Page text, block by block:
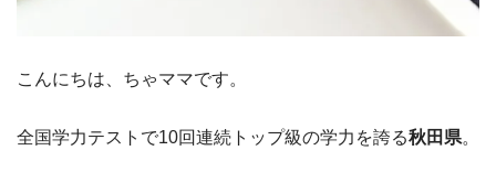
こんにちは、ちゃママです。
全国学力テストで10回連続トップ級の学力を誇る秋田県。